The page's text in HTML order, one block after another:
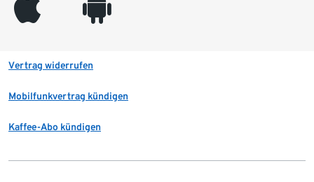
Vertrag widerrufen
Mobilfunkvertrag kündigen
Kaffee-Abo kündigen